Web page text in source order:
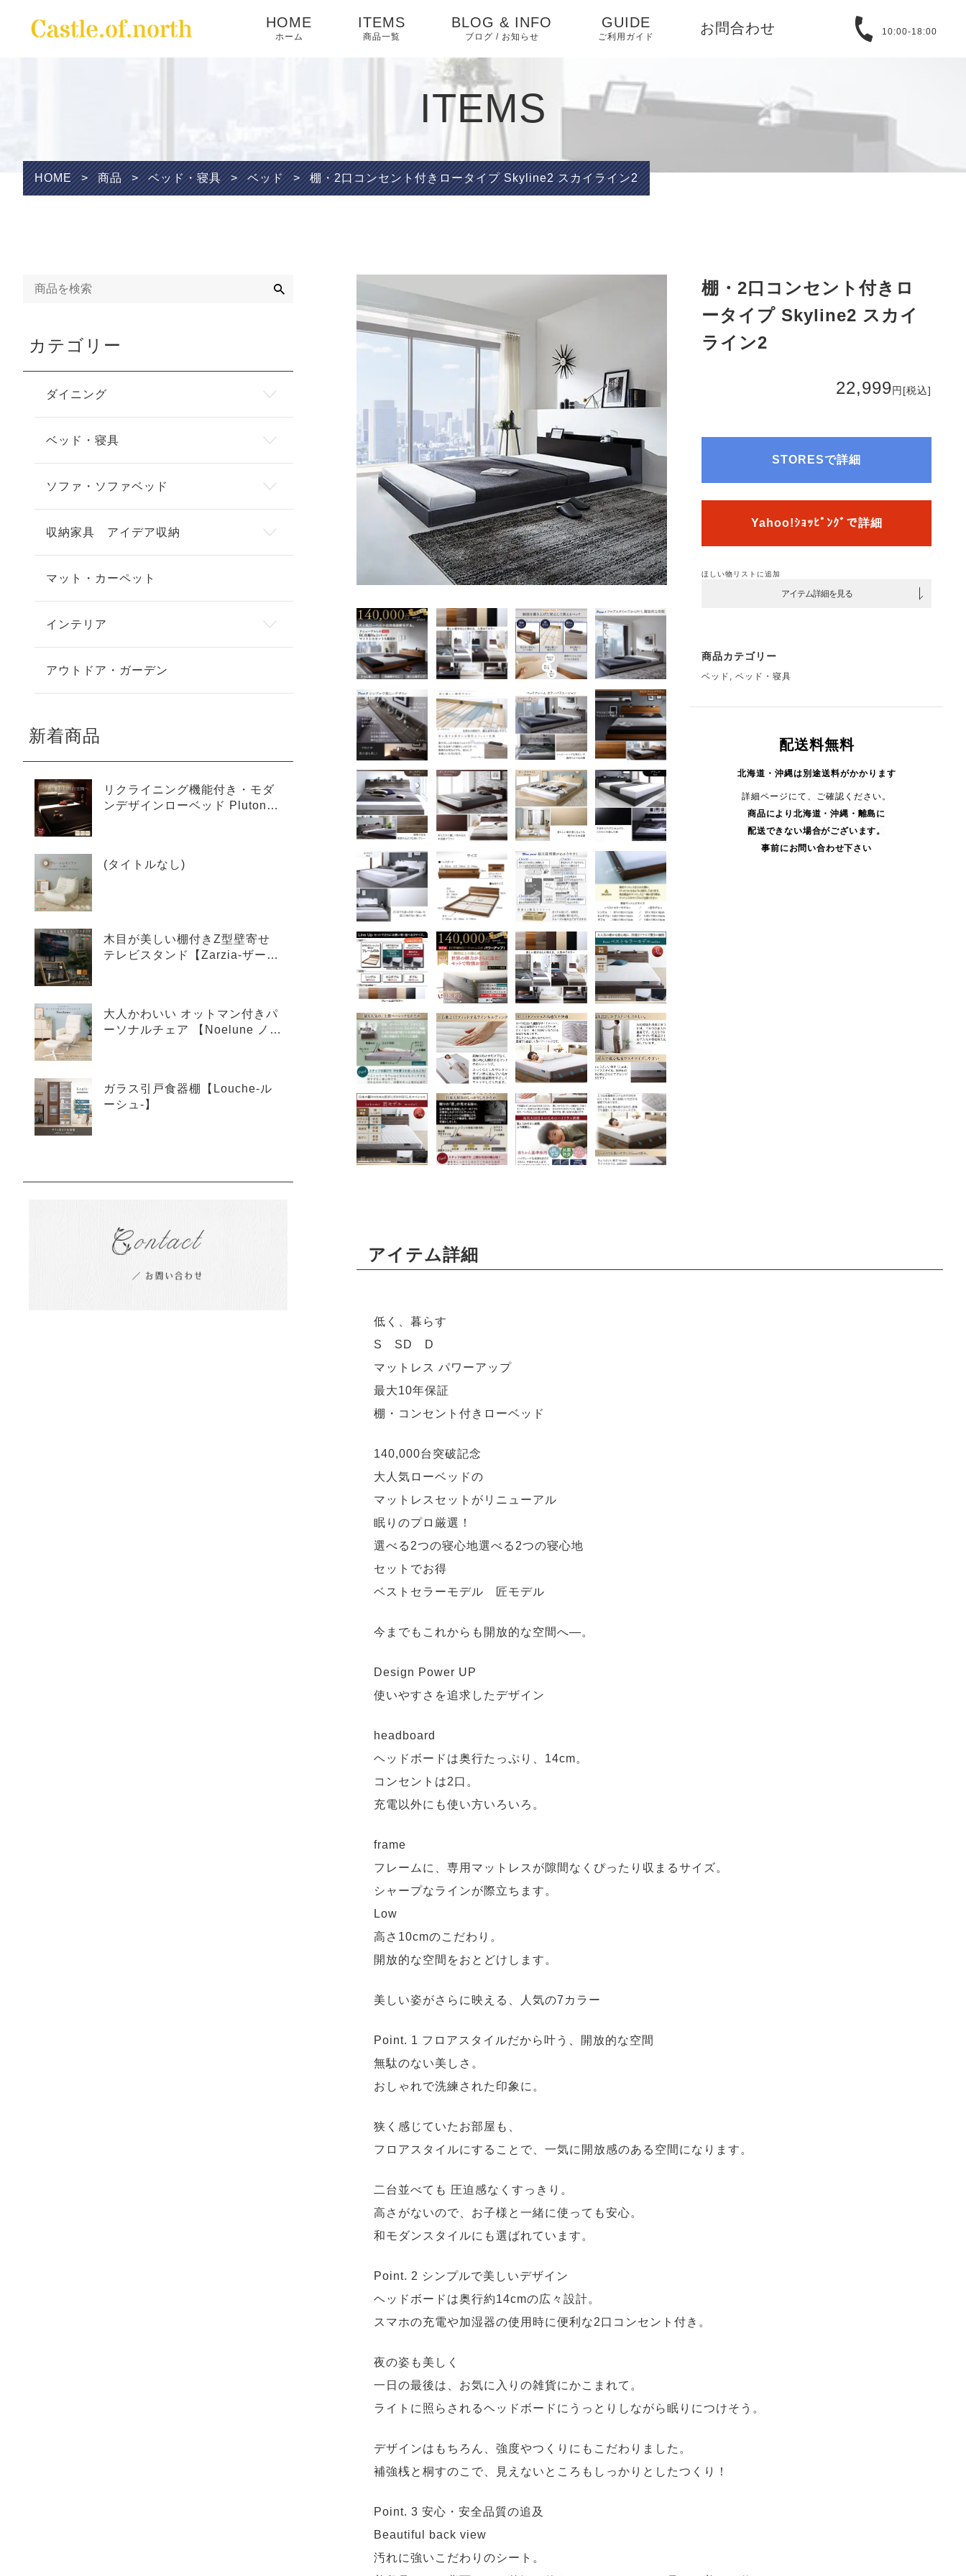
HOME
ホーム
ITEMS
商品一覧
ダイニングセット
テーブル
椅子
ベッド
マットレス・敷布団
ド
アイデア家具
マット・カーペット
ン
BLOG & INFO
ブログ / お知らせ
お知らせ
相互リンク
ピックアップ
GUIDE
ご利用ガイド
特定商取引法に基づ
プライバシーポリシ
ー
お問合わせ 10:00-18:00
ITEMS
HOME > 商品 > ベッド・寝具 > ベッド > 棚・2口コンセント付きロータイプ Skyline2 スカイライン2
棚・2口コンセント付きロ
ータイプ Skyline2 スカイ
ライン2
22,999円 [税込]
STORESで詳細
Yahoo!ｼｮｯﾋﾟﾝｸﾞで詳細
ほしい物リストに追加
アイテム詳細を見る
商品カテゴリー
ベッド , ベッド・寝具
配送料無料
北海道・沖縄は別途送料がかかります
詳細ページにて、ご確認ください。
商品により 北海道・沖縄・ 離島に
配送できない場合がございます。
事前にお問い合わせ下さい
アイテム詳細
低く、暮らす
S SD D
マットレス パワーアップ
最大10年保証
棚・コンセント付きローベッド
140,000台突破記念
大人気ローベッドの
マットレスセットがリニューアル
眠りのプロ厳選！
選べる2つの寝心地選べる2つの寝心地
セットでお得
ベストセラーモデル 匠モデル
今までもこれからも開放的な空間へ—。
Design Power UP
使いやすさを追求したデザイン
headboard
ヘッドボードは奥行たっぷり、14cm。
コンセントは2口。
充電以外にも使い方いろいろ。
frame
フレームに、専用マットレスが隙間なくぴったり収まるサイズ。
シャープなラインが際立ちます。
Low
高さ10cmのこだわり。
開放的な空間をおとどけします。
美しい姿がさらに映える、人気の7カラー
Point. 1 フロアスタイルだから叶う、開放的な空間
無駄のない美しさ。
おしゃれで洗練された印象に。
狭く感じていたお部屋も、
フロアスタイルにすることで、一気に開放感のある空間になります。
二台並べても 圧迫感なくすっきり。
高さがないので、お子様と一緒に使っても安心。
和モダンスタイルにも選ばれています。
Point. 2 シンプルで美しいデザイン
ヘッドボードは奥行約14cmの広々設計。
スマホの充電や加湿器の使用時に便利な2口コンセント付き。
夜の姿も美しく
一日の最後は、お気に入りの雑貨にかこまれて。
ライトに照らされるヘッドボードにうっとりしながら眠りにつけそう。
デザインはもちろん、強度やつくりにもこだわりました。
補強桟と桐すのこで、見えないところもしっかりとしたつくり！
Point. 3 安心・安全品質の追及
Beautiful back view
汚れに強いこだわりのシート。
カテゴリー
ダイニング
ベッド・寝具
ソファ・ソファベッド
収納家具 アイデア収納
マット・カーペット
インテリア
アウトドア・ガーデン
新着商品
リクライニング機能付き・モダ
ンデザインローベッド Plutone
(タイトルなし)
木目が美しい棚付きZ型壁寄せ
テレビスタンド【Zarzia-ザージ
大人かわいい オットマン付きパ
ーソナルチェア 【Noelune ノエ
ガラス引戸食器棚【Louche-ル
ーシュ-】